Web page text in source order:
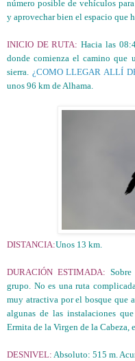
número posible de vehículos
y aprovechar bien el espacio que
INICIO DE RUTA: Hacia las
donde comienza el camino que
sierra. ¿COMO LLEGAR ALLÍ
unos 96 km de Alhama.
DISTANCIA:Unos 13 km.
DURACIÓN ESTIMADA:
grupo. No es una ruta
muy atractiva por el bosque que
algunas de las instalaciones
Ermita de la Virgen de la Cabeza,
DESNIVEL: Absoluto: 515 m.